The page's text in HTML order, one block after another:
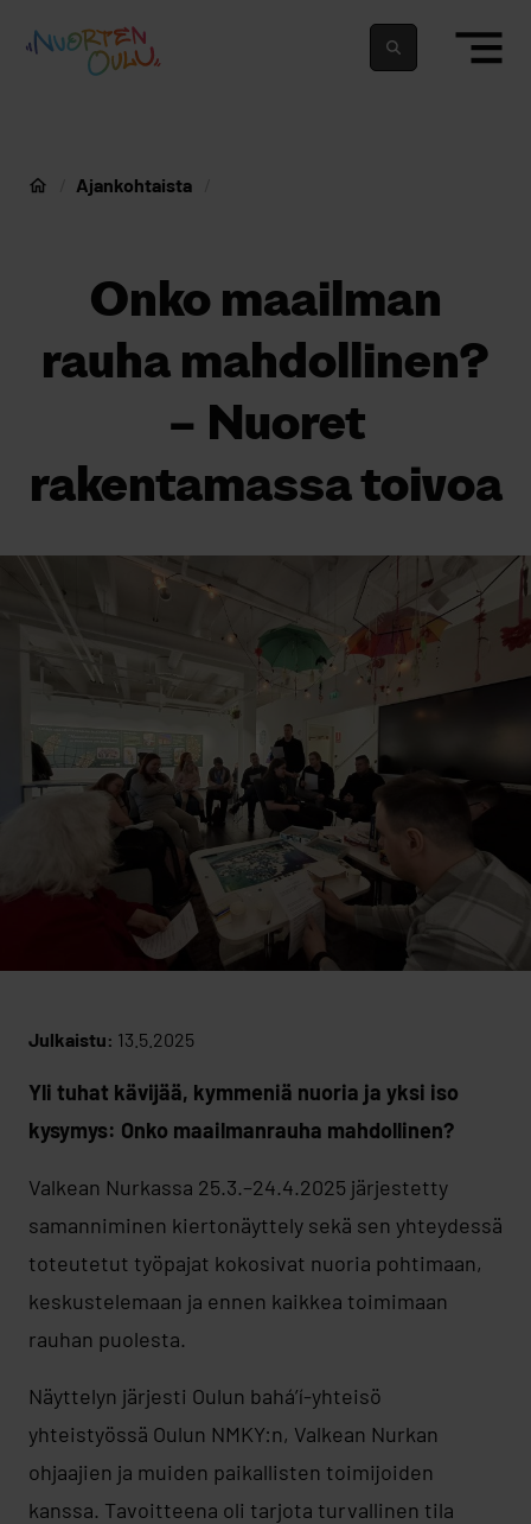
Nuortenoulu.fi etusivu
Nuorten Oulu
Ajankohtaista
Onko maailman
rauha mahdollinen?
– Nuoret
rakentamassa toivoa
Julkaistu: 13.5.2025
Yli tuhat kävijää, kymmeniä nuoria ja yksi iso
kysymys: Onko maailmanrauha mahdollinen?
Valkean Nurkassa 25.3.–24.4.2025 järjestetty
samanniminen kiertonäyttely sekä sen yhteydessä
toteutetut työpajat kokosivat nuoria pohtimaan,
keskustelemaan ja ennen kaikkea toimimaan
rauhan puolesta.
Näyttelyn järjesti Oulun bahá’í-yhteisö
yhteistyössä Oulun NMKY:n, Valkean Nurkan
ohjaajien ja muiden paikallisten toimijoiden
kanssa. Tavoitteena oli tarjota turvallinen tila